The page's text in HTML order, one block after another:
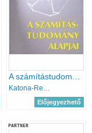
Katona-Recski-Szabó;
Előjegyezhető
PARTNER